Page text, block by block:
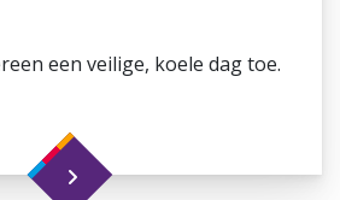
een veilige, koele dag toe.